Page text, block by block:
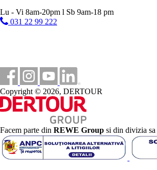
Lu - Vi 8am-20pm l Sb 9am-18 pm
031 22 99 222
Copyright © 2026, DERTOUR
Facem parte din REWE Group si din divizia sa